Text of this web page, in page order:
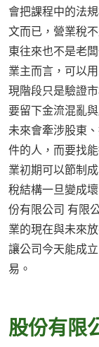
會把課程中的法
文而已，營業稅
東往來也不是老
業主而言，可以
現階段只是驗證
要留下金流混亂
未來會牽涉股東
件的人，而要找
業初期可以節制
稅結構一旦變成
份有限公司 有限
業的現在與未來
讓公司今天能成
易。
股份有限